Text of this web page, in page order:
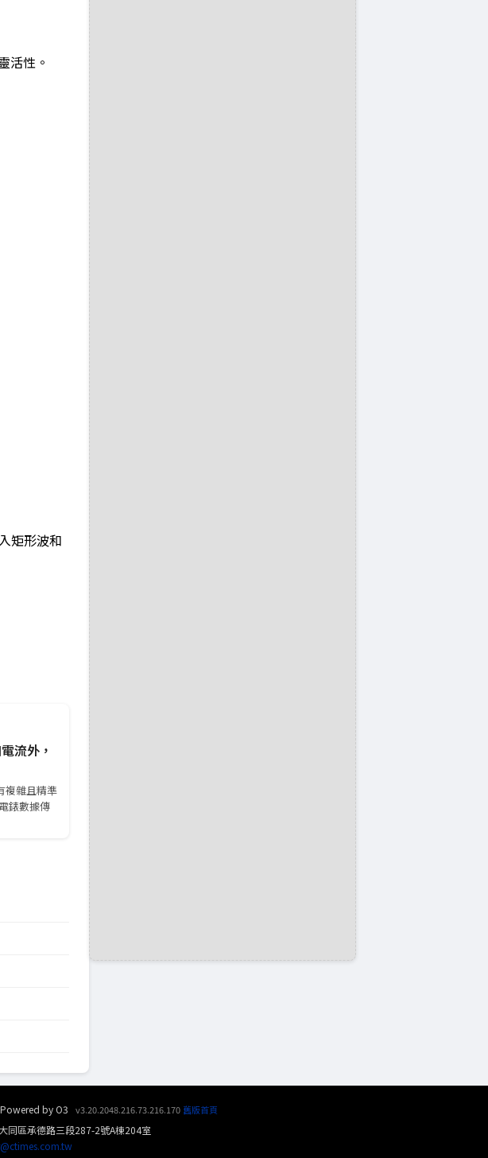
活性。
矩形波和
流外，
複雜且精準
錶數據傳
Powered by O3 v3.20.2048.216.73.216.170 舊版首頁
同區承德路三段287-2號A棟204室